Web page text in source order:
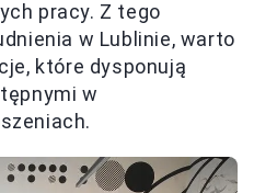
pracy. Z tego
w Lublinie, warto
które dysponują
w